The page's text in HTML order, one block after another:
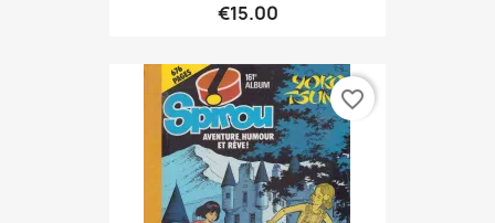
€15.00
favorite_border